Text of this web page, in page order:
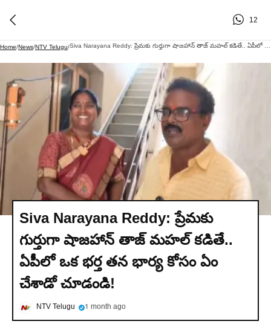
12
Home/News/NTV Telugu/
Siva Narayana Reddy: ప్రేమకు
గుర్తుగా షాజహాన్ తాజ్ మహల్ కడితే..
ఏపీలో ఒక భర్త తన భార్య కోసం ఏం
చేశాడో చూడండి!
NTV Telugu 1 month ago